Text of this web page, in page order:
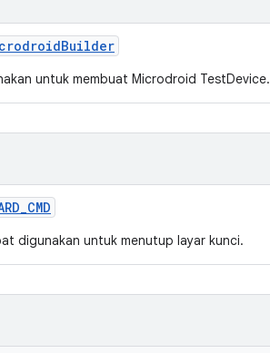
Builder
untuk membuat Microdroid TestDevice.
_CMD
digunakan untuk menutup layar kunci.